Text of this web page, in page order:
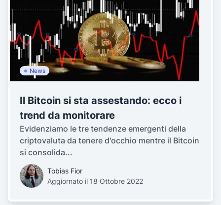
News
Il Bitcoin si sta assestando: ecco i
trend da monitorare
Evidenziamo le tre tendenze emergenti della
criptovaluta da tenere d'occhio mentre il Bitcoin
si consolida...
Tobias Fior
Aggiornato il 18 Ottobre 2022